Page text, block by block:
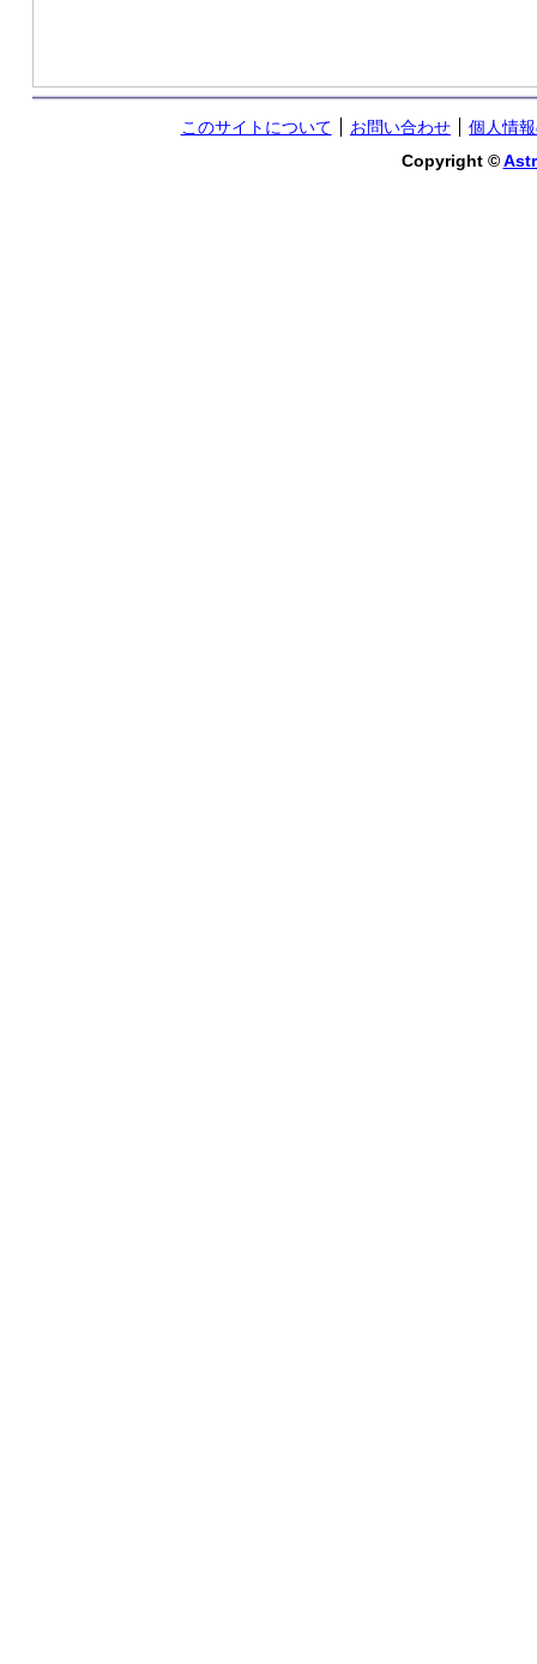
このサイトについて お問い合わせ
個人情
Copyright ©